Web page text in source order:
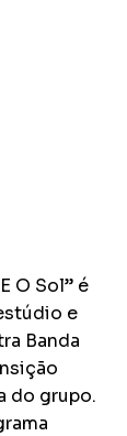
O Sol” é
e
Banda
do grupo.